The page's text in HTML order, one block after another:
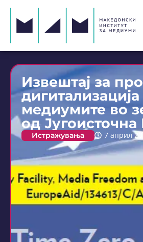
Извештај за
медиумите во
од Југоисточна
Истражувања 7 април